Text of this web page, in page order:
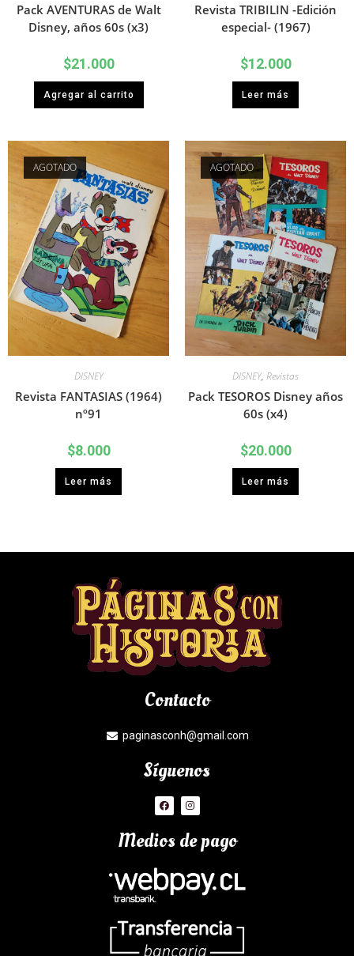
Pack AVENTURAS de Walt
Disney, años 60s (x3)
$21.000
Agregar al carrito
Revista TRIBILIN -Edición
especial- (1967)
$12.000
Leer más
AGOTADO
DISNEY
Revista FANTASIAS (1964)
nº91
$8.000
Leer más
AGOTADO
DISNEY, Revistas
Pack TESOROS Disney años
60s (x4)
$20.000
Leer más
Contacto
paginasconh@gmail.com
Síguenos
Medios de pago